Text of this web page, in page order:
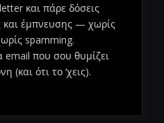
και πάρε δόσεις
και έμπνευσης — χωρίς
spamming.
που σου θυμίζει
(και ότι το ‘χεις).